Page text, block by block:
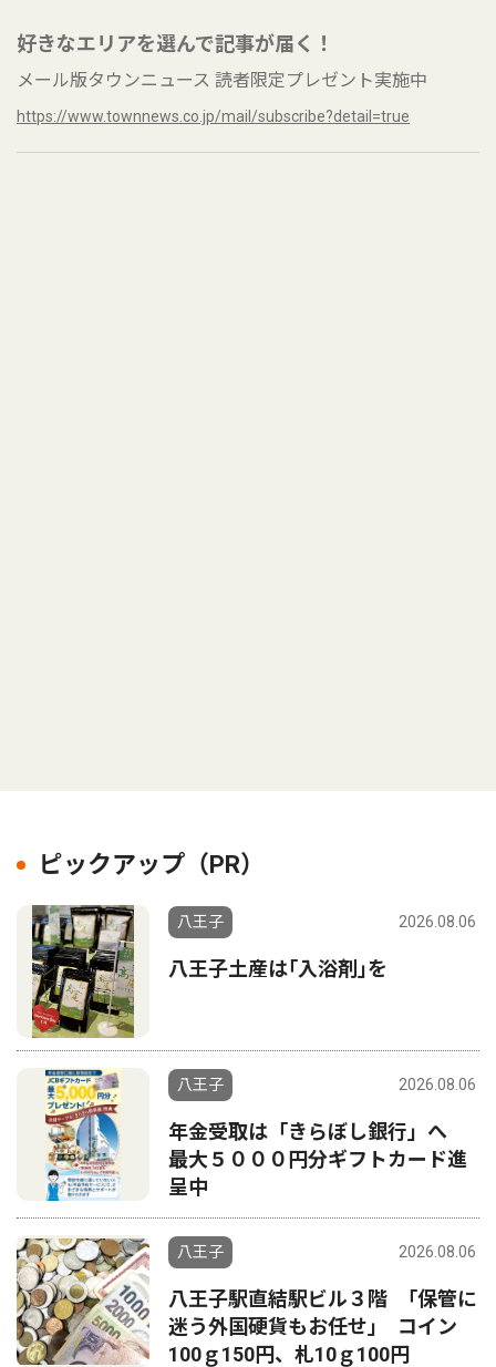
好きなエリアを選んで記事が届く！
メール版タウンニュース 読者限定プレゼント実施中
https://www.townnews.co.jp/mail/subscribe?detail=true
ピックアップ（PR）
八王子 2026.08.06
八王子土産は｢入浴剤｣を
八王子 2026.08.06
年金受取は「きらぼし銀行」へ
最大５０００円分ギフトカード進
呈中
八王子 2026.08.06
八王子駅直結駅ビル３階 ｢保管に
迷う外国硬貨もお任せ｣ コイン
100ｇ150円、札10ｇ100円